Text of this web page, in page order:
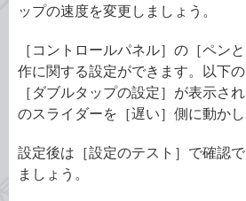
ップの速度を変更しましょう。
［コントロールパネル］の［ペン
作に関する設定ができます。以下の
［ダブルタップの設定］が表示さ
のスライダーを［遅い］側に動かし
設定後は［設定のテスト］で確認
ましょう。